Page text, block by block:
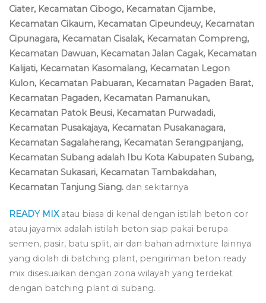
Ciater, Kecamatan Cibogo, Kecamatan Cijambe,
Kecamatan Cikaum, Kecamatan Cipeundeuy, Kecamatan
Cipunagara, Kecamatan Cisalak, Kecamatan Compreng,
Kecamatan Dawuan, Kecamatan Jalan Cagak, Kecamatan
Kalijati, Kecamatan Kasomalang, Kecamatan Legon
Kulon, Kecamatan Pabuaran, Kecamatan Pagaden Barat,
Kecamatan Pagaden, Kecamatan Pamanukan,
Kecamatan Patok Beusi, Kecamatan Purwadadi,
Kecamatan Pusakajaya, Kecamatan Pusakanagara,
Kecamatan Sagalaherang, Kecamatan Serangpanjang,
Kecamatan Subang adalah Ibu Kota Kabupaten Subang,
Kecamatan Sukasari, Kecamatan Tambakdahan,
Kecamatan Tanjung Siang. dan sekitarnya
READY MIXatau biasa di kenal dengan istilah beton cor
atau jayamix adalah istilah beton siap pakai berupa
semen, pasir, batu split, air dan bahan admixture lainnya
yang diolah di batching plant, pengiriman beton ready
mix disesuaikan dengan zona wilayah yang terdekat
dengan batching plant di subang.